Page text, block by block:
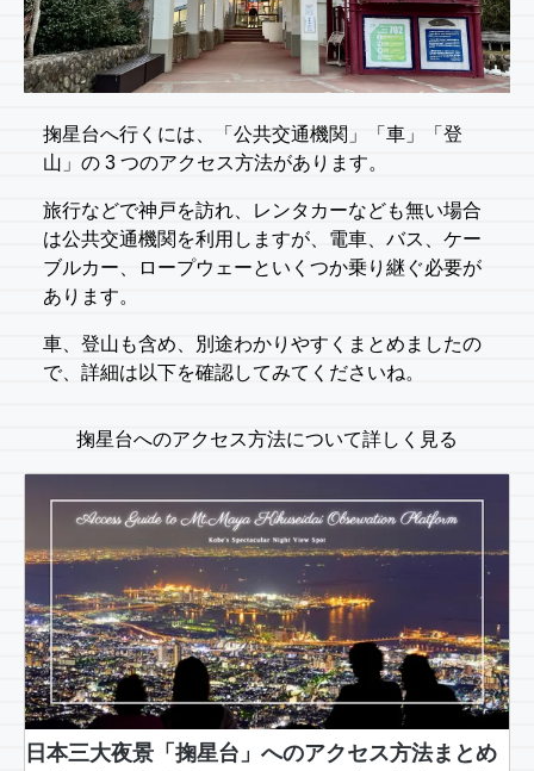
掬星台へ行くには、「公共交通機関」「車」「登
山」の 3 つのアクセス方法があります。
旅行などで神戸を訪れ、レンタカーなども無い場合
は公共交通機関を利用しますが、電車、バス、ケー
ブルカー、ロープウェーといくつか乗り継ぐ必要が
あります。
車、登山も含め、別途わかりやすくまとめましたの
で、詳細は以下を確認してみてくださいね。
掬星台へのアクセス方法について詳しく見る
日本三大夜景「掬星台」へのアクセス方法まとめ